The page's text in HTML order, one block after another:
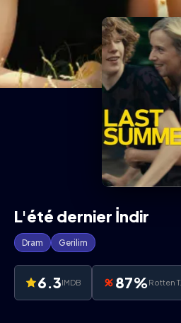
Giriş Yap
L'été dernier İndir
Dram Gerilim
6.3IMDB 87%Rotten T.